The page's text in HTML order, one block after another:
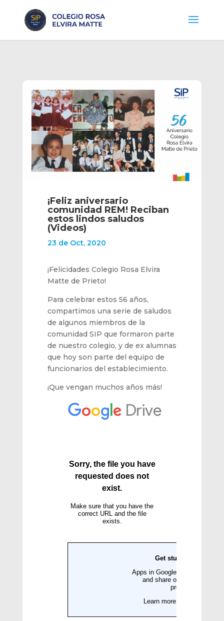
¡Feliz aniversario
comunidad REM! Reciban
estos lindos saludos
(Videos)
23 de Oct, 2020
¡Felicidades Colegio Rosa Elvira
Matte de Prieto!
Para celebrar estos 56 años,
compartimos una serie de saludos
de algunos miembros de la
comunidad SIP que formaron parte
de nuestro colegio, y de ex alumnas
que hoy son parte del equipo de
funcionarios del establecimiento.
¡Que vengan muchos años más!